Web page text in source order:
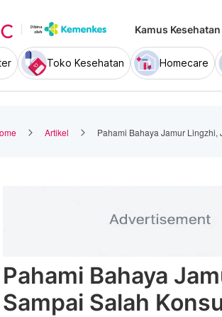
Kamus
Toko Kesehatan Homecare
Artikel Pahami Bahaya Jamur
Pahami Bahaya
Sampai Salah